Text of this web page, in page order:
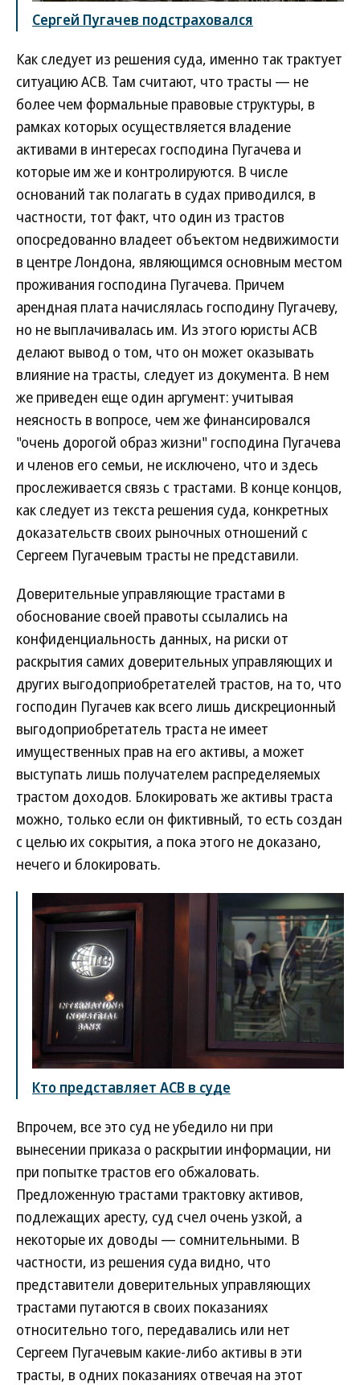
Сергей Пугачев подстраховался
Как следует из решения суда, именно так трактует
ситуацию АСВ. Там считают, что трасты — не
более чем формальные правовые структуры, в
рамках которых осуществляется владение
активами в интересах господина Пугачева и
которые им же и контролируются. В числе
оснований так полагать в судах приводился, в
частности, тот факт, что один из трастов
опосредованно владеет объектом недвижимости
в центре Лондона, являющимся основным местом
проживания господина Пугачева. Причем
арендная плата начислялась господину Пугачеву,
но не выплачивалась им. Из этого юристы АСВ
делают вывод о том, что он может оказывать
влияние на трасты, следует из документа. В нем
же приведен еще один аргумент: учитывая
неясность в вопросе, чем же финансировался
"очень дорогой образ жизни" господина Пугачева
и членов его семьи, не исключено, что и здесь
прослеживается связь с трастами. В конце концов,
как следует из текста решения суда, конкретных
доказательств своих рыночных отношений с
Сергеем Пугачевым трасты не представили.
Доверительные управляющие трастами в
обоснование своей правоты ссылались на
конфиденциальность данных, на риски от
раскрытия самих доверительных управляющих и
других выгодоприобретателей трастов, на то, что
господин Пугачев как всего лишь дискреционный
выгодоприобретатель траста не имеет
имущественных прав на его активы, а может
выступать лишь получателем распределяемых
трастом доходов. Блокировать же активы траста
можно, только если он фиктивный, то есть создан
с целью их сокрытия, а пока этого не доказано,
нечего и блокировать.
Кто представляет АСВ в суде
Впрочем, все это суд не убедило ни при
вынесении приказа о раскрытии информации, ни
при попытке трастов его обжаловать.
Предложенную трастами трактовку активов,
подлежащих аресту, суд счел очень узкой, а
некоторые их доводы — сомнительными. В
частности, из решения суда видно, что
представители доверительных управляющих
трастами путаются в своих показаниях
относительно того, передавались или нет
Сергеем Пугачевым какие-либо активы в эти
трасты, в одних показаниях отвечая на этот